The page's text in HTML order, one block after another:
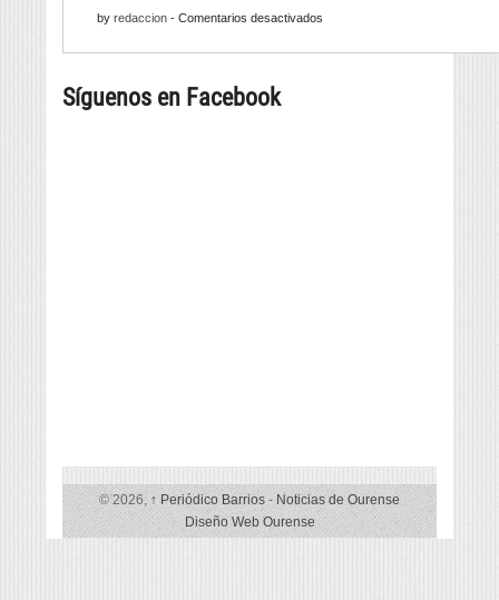
infinitas
by redaccion - Comentarios desactivados
Síguenos en Facebook
© 2026, ↑ Periódico Barrios- Noticias de Ourense
Diseño Web Ourense